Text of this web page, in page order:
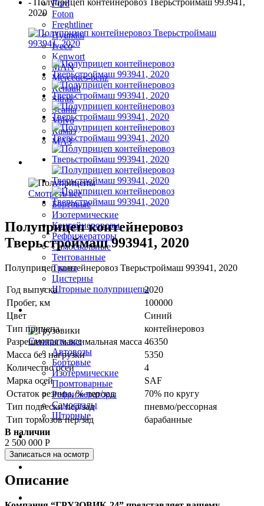
Ford
Foton
Freghtliner
Hyundai
Iveco
Kenwort
MAN
Mercedes-benz
Renault
Sitrak
Scania
Volvo
Камаз
МАЗ
Полуприцепы
Смотреть все
Бортовые
Изотермические
Контейнеровозы
Рефрижераторы
Самосвальные
Тентованные
Тралы
Цистерны
Шторные полуприцепы
Грузовики
Смотреть все
Автовозы
Бортовые
Изотермические
Промтоварные
Рефрижераторы
Самосвалы
Шторные
Коммерческие авто
- ⁠Полуприцеп контейнеровоз Тверьстроймаш 993941,
2020
⁠Полуприцеп контейнеровоз
Тверьстроймаш 993941, 2020
⁠Полуприцеп контейнеровоз Тверьстроймаш 993941, 2020
Год выпуска
2020
Пробег, км
100000
Цвет
Синий
Тип прицепа
контейнеровоз
Разрешенная максимальная масса 46350
Масса без нагрузки
5350
Количество осей
4
Марка осей
SAF
Остаток резины, % пер/зад
70% по кругу
Тип подвески пер/зад
пневмо/рессорная
Тип тормозов пер/зад
барабанные
В наличии
2 500 000 Р
Записаться на осмотр
Описание